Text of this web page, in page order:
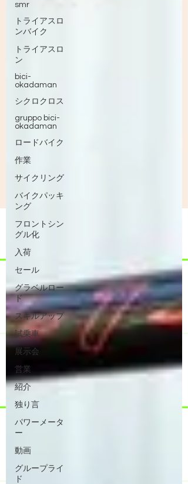
smr
トライアスロ
ンバイク
トライアスロ
ン
bici-
okadaman
シクロクロス
gruppo bici-
okadaman
ロードバイク
作業
サイクリング
バイクパッキ
ング
フロントシン
グル化
入荷
セール
グラベルロー
ド
スキルアップ
試乗車
展示会
営業
紹介
独り言
パワーメータ
ー
動画
グループライ
ド